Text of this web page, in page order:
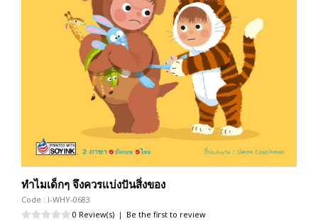
ทำไมเด็กๆ จึงควรแบ่งปันสิ่งของ
Code : I-WHY-0683
0 Review(s) | Be the first to review